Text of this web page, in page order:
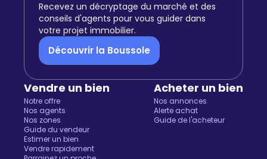
Recevez un décryptage du marché et des
conseils d'agents pour vous guider dans
votre projet immobilier.
Découvrir la Boussole
Vendre un bien
Notre offre
Nos agents
Nos zones
Guide du vendeur
Estimer un bien
Vendre rapidement
Acheter un bien
Nos annonces
Alerte achat
Guide de l'acheteur